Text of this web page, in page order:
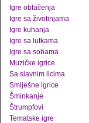
Igre oblačenja
Igre sa životinjama
Igre kuhanja
Igre sa lutkama
Igre sa sobama
Muzičke igrice
Sa slavnim licima
Smiješne igrice
Šminkanje
Štrumpfovi
Tematske igre